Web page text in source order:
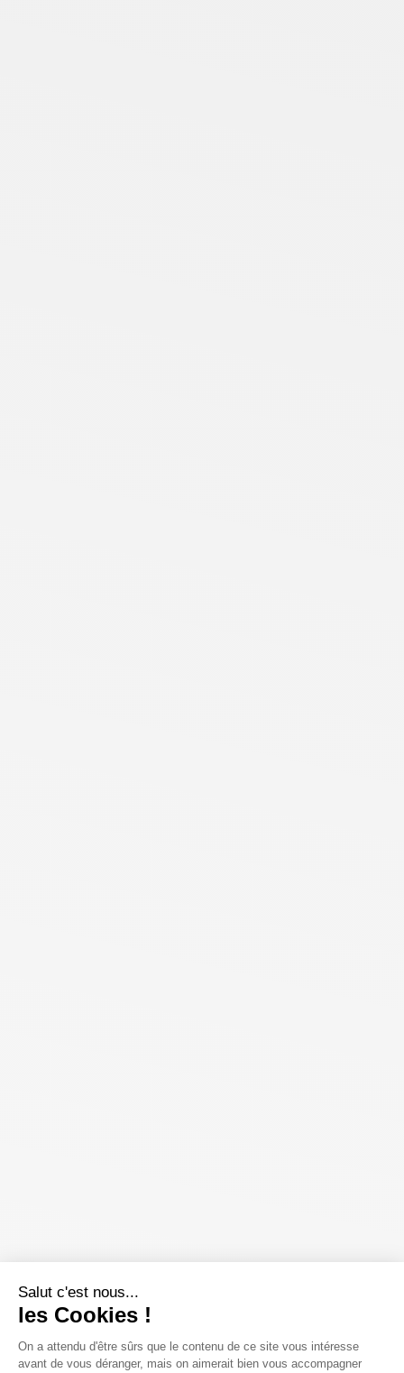
Salut c'est nous...
les Cookies !
On a attendu d'être sûrs que le contenu de ce site vous intéresse
avant de vous déranger, mais on aimerait bien vous accompagner